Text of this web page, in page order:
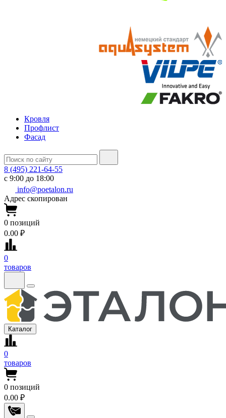
Кровля
Профлист
Фасад
8 (495) 221-64-55
с 9:00 до 18:00
info@poetalon.ru
Адрес скопирован
0 позиций
0.00 ₽
0
товаров
Каталог
0
товаров
0 позиций
0.00 ₽